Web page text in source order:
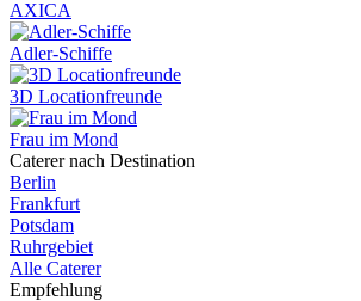
AXICA
Adler-Schiffe
3D Locationfreunde
Frau im Mond
Caterer nach Destination
Berlin
Frankfurt
Potsdam
Ruhrgebiet
Alle Caterer
Empfehlung